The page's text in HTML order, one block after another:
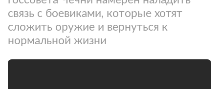
связь с боевиками, которые хотят
сложить оружие и вернуться к
нормальной жизни